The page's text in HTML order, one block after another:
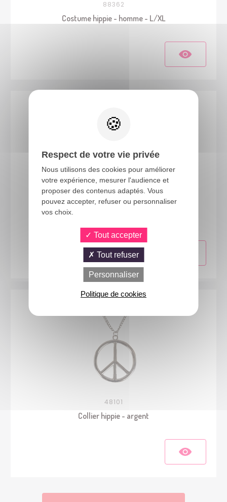
88362
Costume hippie - homme - L/XL
10801
Lunettes hippie - couleur aléatoire
48101
Collier hippie - argent
Respect de votre vie privée
Nous utilisons des cookies pour améliorer
votre expérience, mesurer l'audience et
proposer des contenus adaptés. Vous
pouvez accepter, refuser ou personnaliser
vos choix.
Tout accepter
Tout refuser
Personnaliser
Politique de cookies